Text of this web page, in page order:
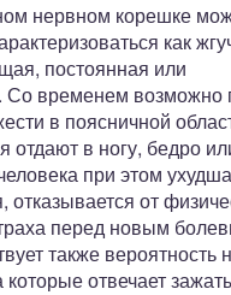
нервном корешке
как
постоянная или
Со временем возможно
в поясничной
в ногу, бедро
при этом
отказывается от
перед новым
также вероятность
которые отвечает